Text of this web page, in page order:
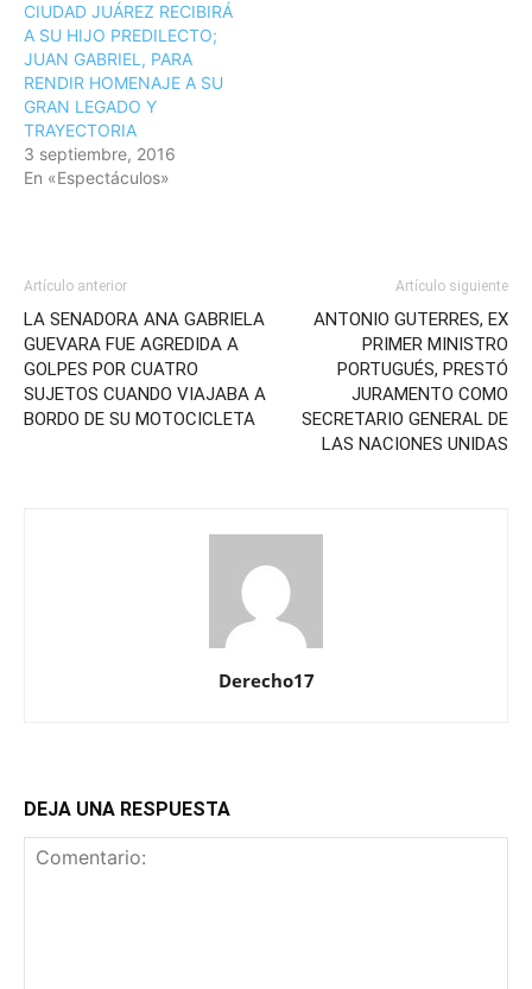
CIUDAD JUÁREZ RECIBIRÁ
A SU HIJO PREDILECTO;
JUAN GABRIEL, PARA
RENDIR HOMENAJE A SU
GRAN LEGADO Y
TRAYECTORIA
3 septiembre, 2016
En «Espectáculos»
Artículo anterior
LA SENADORA ANA GABRIELA
GUEVARA FUE AGREDIDA A
GOLPES POR CUATRO
SUJETOS CUANDO VIAJABA A
BORDO DE SU MOTOCICLETA
Artículo siguiente
ANTONIO GUTERRES, EX
PRIMER MINISTRO
PORTUGUÉS, PRESTÓ
JURAMENTO COMO
SECRETARIO GENERAL DE
LAS NACIONES UNIDAS
Derecho17
DEJA UNA RESPUESTA